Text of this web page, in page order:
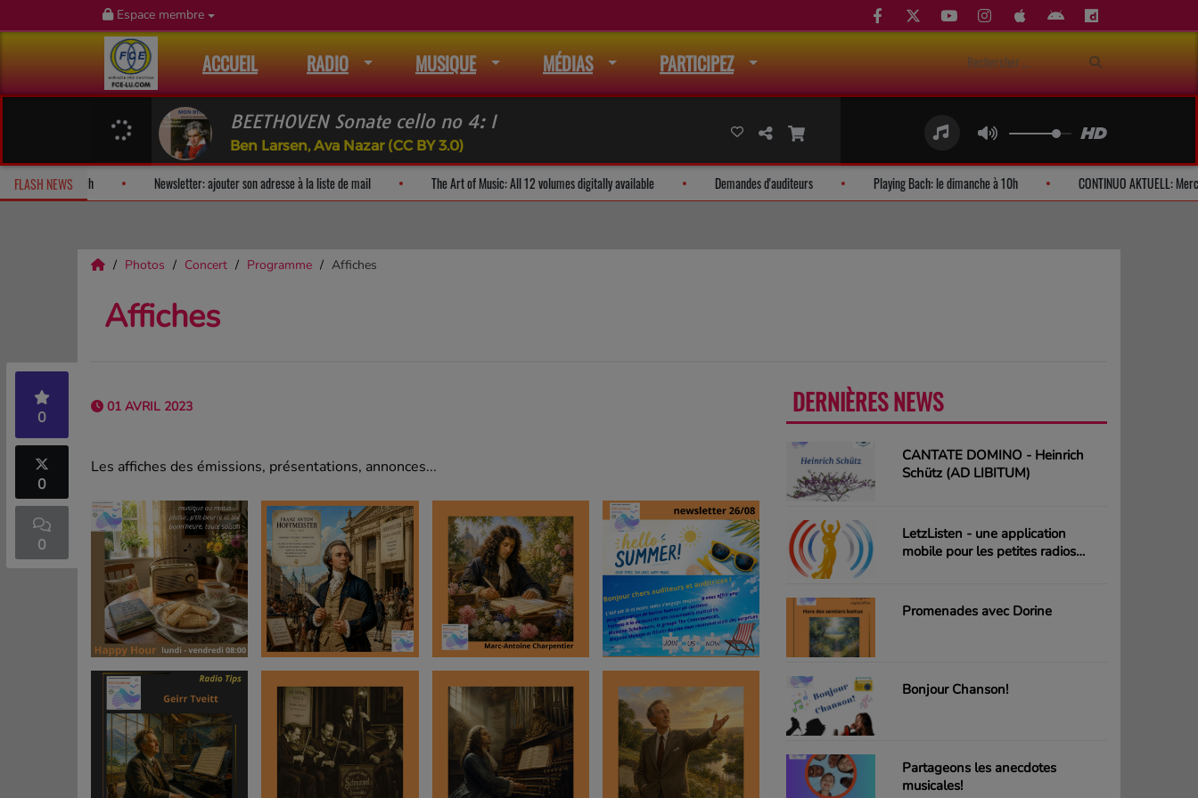
Espace membre
ACCUEIL RADIO MUSIQUE MÉDIAS PARTICIPEZ
BEETHOVEN Sonate cello no 4: I
Ben Larsen, Ava Nazar (CC BY 3.0)
FLASH NEWS Fan Releases & Merch Newsletter: ajouter son adresse à la liste de mail The Art of Music: All 12 volumes digitally available Demandes d'auditeurs Playing Bach: le dimanche à 10h
Photos Concert Programme Affiches
Affiches
0
0
0
01 AVRIL 2023
Les affiches des émissions, présentations, annonces...
DERNIÈRES NEWS
CANTATE DOMINO - Heinrich
Schütz (AD LIBITUM)
LetzListen - une application
mobile pour les petites radios
Promenades avec Dorine
Bonjour Chanson!
Partageons les anecdotes
musicales!